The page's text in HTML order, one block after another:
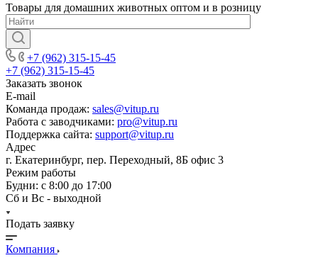
Товары для домашних животных оптом и в розницу
+7 (962) 315-15-45
+7 (962) 315-15-45
Заказать звонок
E-mail
Команда продаж: sales@vitup.ru
Работа с заводчиками: pro@vitup.ru
Поддержка сайта: support@vitup.ru
Адрес
г. Екатеринбург, пер. Переходный, 8Б офис 3
Режим работы
Будни: с 8:00 до 17:00
Сб и Вс - выходной
Подать заявку
Компания